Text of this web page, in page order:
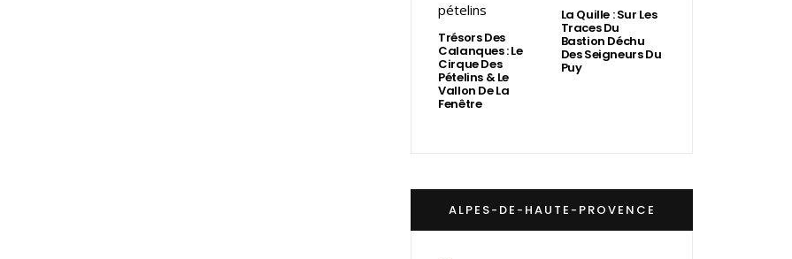
Trésors Des
Calanques : Le
Cirque Des
Pételins & Le
Vallon De La
Fenêtre
La Quille : Sur Les
Traces Du
Bastion Déchu
Des Seigneurs Du
Puy
ALPES-DE-HAUTE-PROVENCE